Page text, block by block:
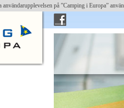
användarupplevelsen på ”Camping i Europa”